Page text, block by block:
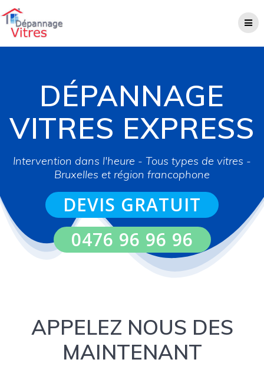
DÉPANNAGE
VITRES EXPRESS
Intervention dans l'heure - Tous types de vitres -
Bruxelles et région francophone
DEVIS GRATUIT
0476 96 96 96
APPELEZ NOUS DES
MAINTENANT